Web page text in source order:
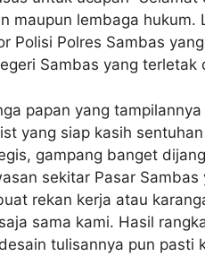
maupun lembaga
Polisi Polres Sambas
Sambas yang terletak
papan yang
yang siap kasih
gampang banget
sekitar Pasar
rekan kerja atau
sama kami. Hasil
tulisannya pun pasti